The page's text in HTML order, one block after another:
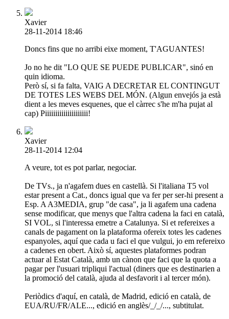
Xavier
28-11-2014 18:46
Doncs fins que no arribi eixe moment, T'AGUANTES!
Jo no he dit "LO QUE SE PUEDE PUBLICAR", sinó en
quin idioma.
Però sí, si fa falta, VAIG A DECRETAR EL CONTINGUT
DE TOTES LES WEBS DEL MÓN. (Algun envejós ja està
dient a les meves esquenes, que el càrrec s'he m'ha pujat al
cap) Piiiiiiiiiiiiiiiiiiiii!
Xavier
28-11-2014 12:04
A veure, tot es pot parlar, negociar.
De TVs., ja n'agafem dues en castellà. Si l'italiana T5 vol
estar present a Cat., doncs igual que va fer per ser-hi present a
Esp. A A3MEDIA, grup "de casa", ja li agafem una cadena
sense modificar, que menys que l'altra cadena la faci en català,
SI VOL, si l'interessa emetre a Catalunya. Si et refereixes a
canals de pagament on la plataforma ofereix totes les cadenes
espanyoles, aquí que cada u faci el que vulgui, jo em refereixo
a cadenes en obert. Això sí, aquestes plataformes podran
actuar al Estat Català, amb un cànon que faci que la quota a
pagar per l'usuari tripliqui l'actual (diners que es destinarien a
la promoció del català, ajuda al desfavorit i al tercer món).
Periòdics d'aquí, en català, de Madrid, edició en català, de
EUA/RU/FR/ALE..., edició en anglès/_/_/..., subtitulat.